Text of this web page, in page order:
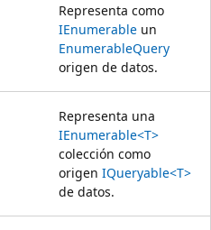
Representa como
IEnumerable un
EnumerableQuery
origen de datos.
Representa una
IEnumerable<T>
colección como
origen IQueryable<T>
de datos.